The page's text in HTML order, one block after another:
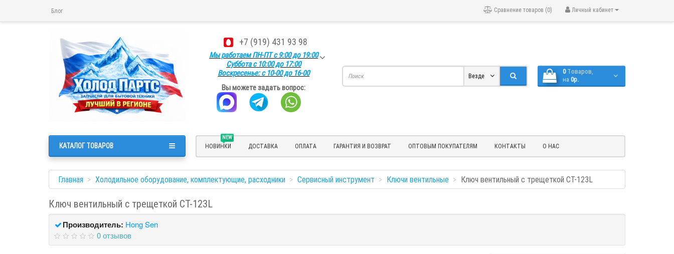
Блог Личный кабинет
Сравнение товаров (0)
+7 (919) 431 93 98
Мы работаем ПН-ПТ с 9:00 до 19:00
Суббота с 10:00 до 17:00
Воскресенье: с 10-00 до 16-00
Вы можете задать вопрос:
0 Tоваров,
на 0р.
Везде
NEW
НОВИНКИ ДОСТАВКА ОПЛАТА ГАРАНТИЯ И ВОЗВРАТ ОПТОВЫМ ПОКУПАТЕЛЯМ КОНТАКТЫ О НАС
КАТАЛОГ ТОВАРОВ
Главная Холодильное оборудование, комплектующие, расходники Сервисный инструмент Ключи вентильные Ключ вентильный с трещеткой СТ-123L
Ключ вентильный с трещеткой СТ-123L
Производитель: Hong Sen
0 отзывов